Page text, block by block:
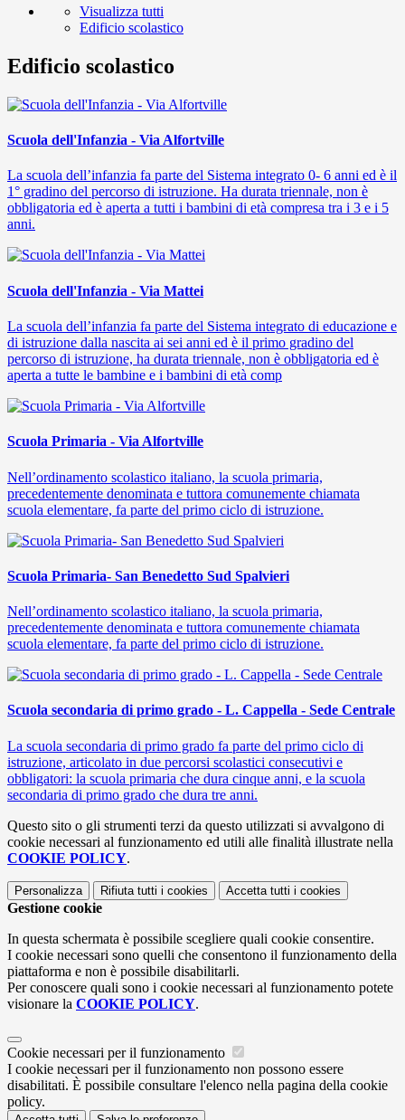
Visualizza tutti
Edificio scolastico
Edificio scolastico
Scuola dell'Infanzia - Via Alfortville
La scuola dell’infanzia fa parte del Sistema integrato 0- 6 anni ed è il
1° gradino del percorso di istruzione. Ha durata triennale, non è
obbligatoria ed è aperta a tutti i bambini di età compresa tra i 3 e i 5
anni.
Scuola dell'Infanzia - Via Mattei
La scuola dell’infanzia fa parte del Sistema integrato di educazione e
di istruzione dalla nascita ai sei anni ed è il primo gradino del
percorso di istruzione, ha durata triennale, non è obbligatoria ed è
aperta a tutte le bambine e i bambini di età comp
Scuola Primaria - Via Alfortville
Nell’ordinamento scolastico italiano, la scuola primaria,
precedentemente denominata e tuttora comunemente chiamata
scuola elementare, fa parte del primo ciclo di istruzione.
Scuola Primaria- San Benedetto Sud Spalvieri
Nell’ordinamento scolastico italiano, la scuola primaria,
precedentemente denominata e tuttora comunemente chiamata
scuola elementare, fa parte del primo ciclo di istruzione.
Scuola secondaria di primo grado - L. Cappella - Sede Centrale
La scuola secondaria di primo grado fa parte del primo ciclo di
istruzione, articolato in due percorsi scolastici consecutivi e
obbligatori: la scuola primaria che dura cinque anni, e la scuola
secondaria di primo grado che dura tre anni.
Questo sito o gli strumenti terzi da questo utilizzati si avvalgono di
cookie necessari al funzionamento ed utili alle finalità illustrate nella
COOKIE POLICY.
Personalizza Rifiuta tutti i cookies Accetta tutti i cookies
Gestione cookie
In questa schermata è possibile scegliere quali cookie consentire.
I cookie necessari sono quelli che consentono il funzionamento della
piattaforma e non è possibile disabilitarli.
Per conoscere quali sono i cookie necessari al funzionamento potete
visionare la COOKIE POLICY.
Cookie necessari per il funzionamento
I cookie necessari per il funzionamento non possono essere
disabilitati. È possibile consultare l'elenco nella pagina della cookie
policy.